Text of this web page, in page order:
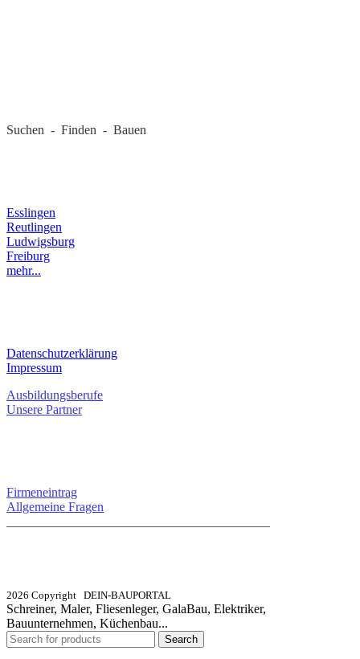
Suchen - Finden - Bauen
Esslingen
Reutlingen
Ludwigsburg
Freiburg
mehr...
Datenschutzerklärung
Impressum
Ausbildungsberufe
Unsere Partner
Firmeneintrag
Allgemeine Fragen
2026 Copyright DEIN-BAUPORTAL
Schreiner, Maler, Fliesenleger, GalaBau, Elektriker,
Bauunternehmen, Küchenbau...
Search